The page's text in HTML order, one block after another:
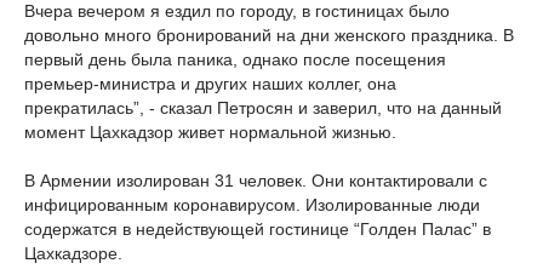
Вчера вечером я ездил по городу, в гостиницах было
довольно много бронирований на дни женского праздника. В
первый день была паника, однако после посещения
премьер-министра и других наших коллег, она
прекратилась”, - сказал Петросян и заверил, что на данный
момент Цахкадзор живет нормальной жизнью.
В Армении изолирован 31 человек. Они контактировали с
инфицированным коронавирусом. Изолированные люди
содержатся в недействующей гостинице “Голден Палас” в
Цахкадзоре.